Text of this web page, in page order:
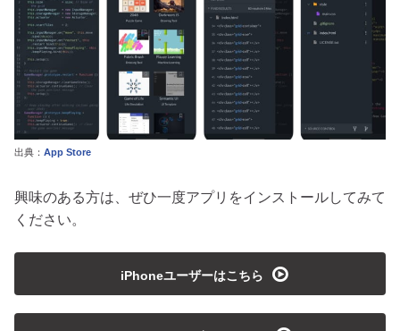
出典： App Store
興味のある方は、ぜひ一度アプリをインストールしてみて
ください。
iPhoneユーザーはこちら playmedia